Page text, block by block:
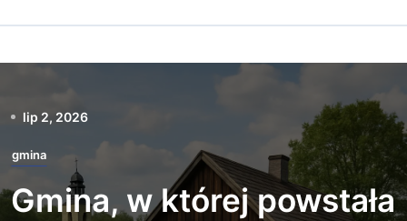
lip 2, 2026
gmina
Gmina, w której powstała